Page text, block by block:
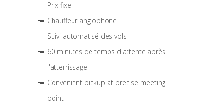
Prix fixe
Chauffeur anglophone
Suivi automatisé des vols
60 minutes de temps d'attente après
l'atterrissage
Convenient pickup at precise meeting
point